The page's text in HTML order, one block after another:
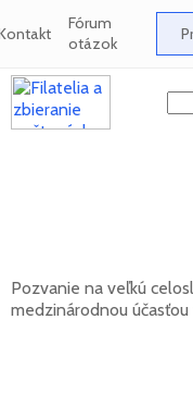
Fórum
otázok
Pozvanie na veľkú
medzinárodnou účasťou